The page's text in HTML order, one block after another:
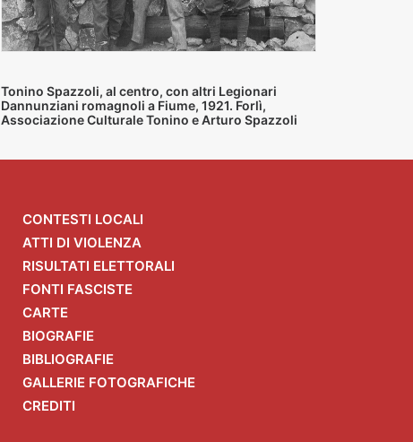
Tonino Spazzoli, al centro, con altri Legionari
Dannunziani romagnoli a Fiume, 1921. Forlì,
Associazione Culturale Tonino e Arturo Spazzoli
CONTESTI LOCALI
ATTI DI VIOLENZA
RISULTATI ELETTORALI
FONTI FASCISTE
CARTE
BIOGRAFIE
BIBLIOGRAFIE
GALLERIE FOTOGRAFICHE
CREDITI